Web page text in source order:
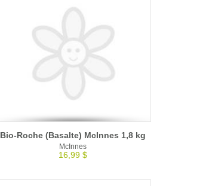
Bio-Roche (Basalte) McInnes 1,8 kg
McInnes
16,99 $